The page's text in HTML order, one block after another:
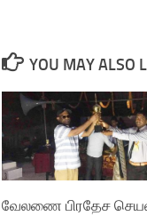
YOU MAY ALSO
வேலணை பிரதேச